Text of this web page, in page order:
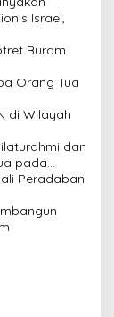
Israel,
Buram
Orang Tua
di Wilayah
dan
pada
Peradaban